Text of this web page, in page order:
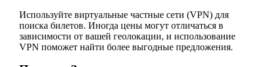
Используйте виртуальные частные сети (VPN) для
поиска билетов. Иногда цены могут отличаться в
зависимости от вашей геолокации, и использование
VPN поможет найти более выгодные предложения.